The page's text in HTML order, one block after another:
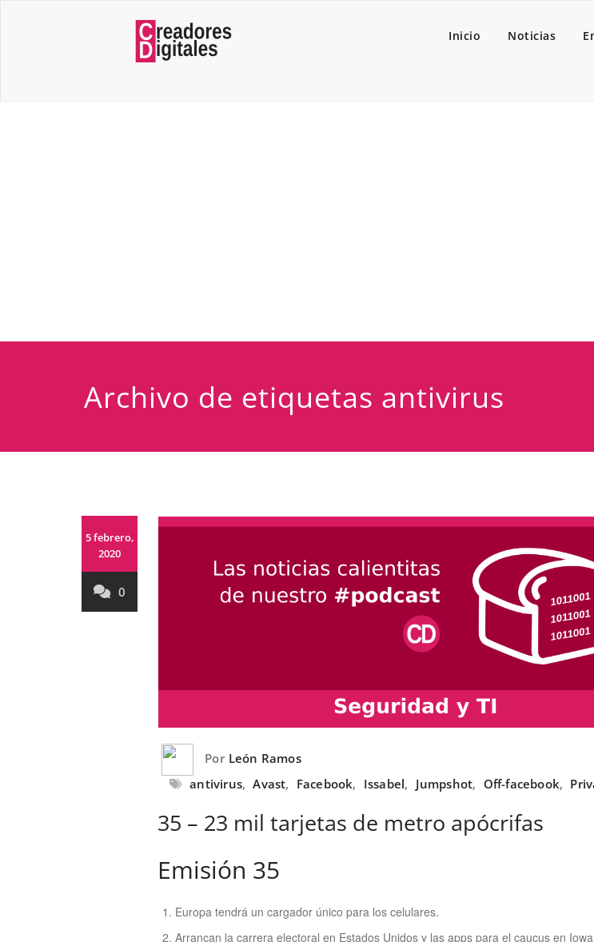
Inicio Noticias
Archivo de etiquetas antivirus
5 febrero,
2020
0
Por León Ramos
antivirus, Avast, Facebook, Issabel, Jumpshot, Off-facebook,
35 – 23 mil tarjetas de metro apócrifas
Emisión 35
Europa tendrá un cargador único para los celulares.
Arrancan la carrera electoral en Estados Unidos y las apps para el caucus en